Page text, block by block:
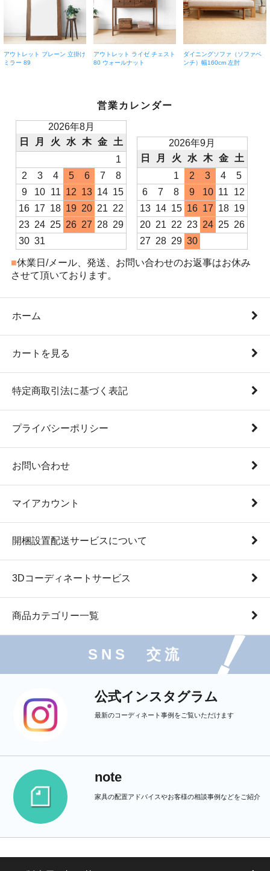
アウトレット プレーン 立掛け
ミラー 89
アウトレット ライゼ チェスト
80 ウォールナット
ダイニングソファ（ソファベ
ンチ）幅160cm 左肘
営業カレンダー
2026年8月
日
月 火 水 木 金
土
1
2
3 4 5 6 7
8
9
10 11 12 13 14 15
16 17 18 19 20 21 22
23 24 25 26 27 28 29
30 31
2026年9月
日
月 火 水 木 金
土
1
2 3 4
5
6
7 8 9 10 11
12
13 14 15 16 17 18 19
20 21 22 23 24 25 26
27 28 29 30
■休業日/メール、発送、お問い合わせのお返事はお休み
させて頂いております。
ホーム
カートを見る
特定商取引法に基づく表記
プライバシーポリシー
お問い合わせ
マイアカウント
開梱設置配送サービスについて
3Dコーディネートサービス
商品カテゴリー一覧
SNS 交流
公式インスタグラム
最新のコーディネート事例をご覧いただけます
note
家具の配置アドバイスやお客様の相談事例などをご紹介